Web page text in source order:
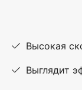
Высокая
Выглядит